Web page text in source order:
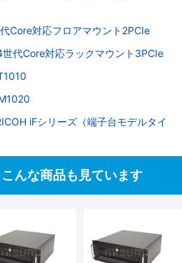
Core対応フロアマウント2PCIe
代Core対応ラックマウント3PCIe
iFシリーズ（端子台モデルタイ
んな商品も見ています